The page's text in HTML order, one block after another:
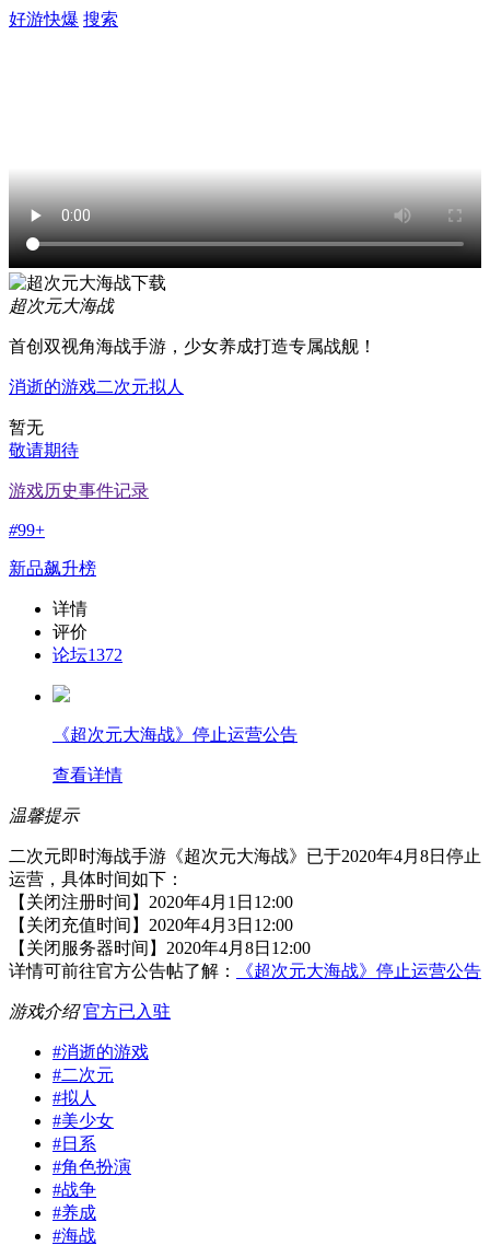
好游快爆 搜索
超次元大海战
首创双视角海战手游，少女养成打造专属战舰！
消逝的游戏二次元拟人
暂无
敬请期待
游戏历史事件记录
#99+
新品飙升榜
详情
评价
论坛1372
《超次元大海战》停止运营公告
查看详情
温馨提示
二次元即时海战手游《超次元大海战》已于2020年4月8日停止
运营，具体时间如下：
【关闭注册时间】2020年4月1日12:00
【关闭充值时间】2020年4月3日12:00
【关闭服务器时间】2020年4月8日12:00
详情可前往官方公告帖了解：
《超次元大海战》停止运营公告
游戏介绍 官方已入驻
#消逝的游戏
#二次元
#拟人
#美少女
#日系
#角色扮演
#战争
#养成
#海战